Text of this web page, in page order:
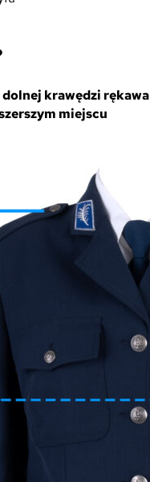
dolnej krawędzi rękawa
miejscu